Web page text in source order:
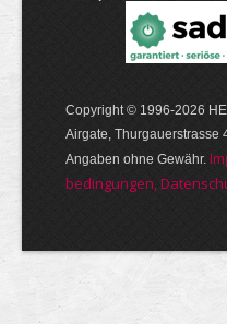
Copyright © 1996-2026
Airgate, Thurgauer­strasse
Angaben ohne Gewähr.
bedin­gungen,